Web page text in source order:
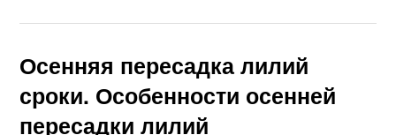
Осенняя пересадка лилий
сроки. Особенности осенней
пересадки лилий